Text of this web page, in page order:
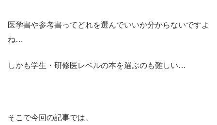
医学書や参考書ってどれを選んでいいか分からないですよ
ね…
しかも学生・研修医レベルの本を選ぶのも難しい…
そこで今回の記事では、